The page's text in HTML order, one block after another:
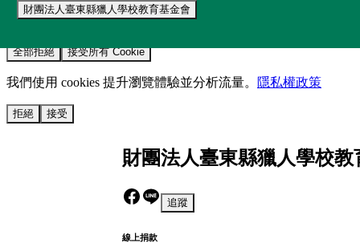
我們使用 cookies 來提升您的瀏覽體驗並分析網站流量。
全部拒絕 接受所有 Cookie
我們使用 cookies 提升瀏覽體驗並分析流量。 隱私權政策
拒絕 接受
財團法人臺東縣獵人學校教育基金會
財團法人臺東縣獵人學校教
追蹤
線上捐款